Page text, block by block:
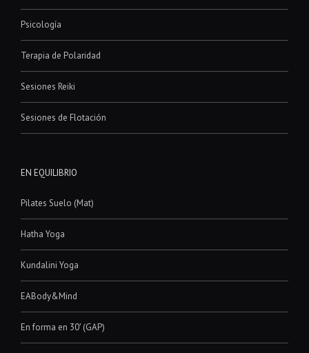
Psicología
Terapia de Polaridad
Sesiones Reiki
Sesiones de Flotación
EN EQUILIBRIO
Pilates Suelo (Mat)
Hatha Yoga
Kundalini Yoga
EABody&Mind
En forma en 30′ (GAP)